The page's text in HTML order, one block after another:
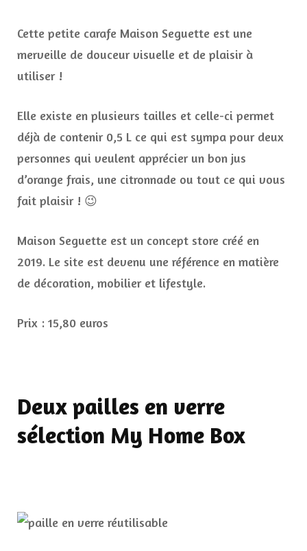
Cette petite carafe Maison Seguette est une
merveille de douceur visuelle et de plaisir à
utiliser !
Elle existe en plusieurs tailles et celle-ci permet
déjà de contenir 0,5 L ce qui est sympa pour deux
personnes qui veulent apprécier un bon jus
d’orange frais, une citronnade ou tout ce qui vous
fait plaisir ! 😉
Maison Seguette est un concept store créé en
2019. Le site est devenu une référence en matière
de décoration, mobilier et lifestyle.
Prix : 15,80 euros
Deux pailles en verre
sélection My Home Box